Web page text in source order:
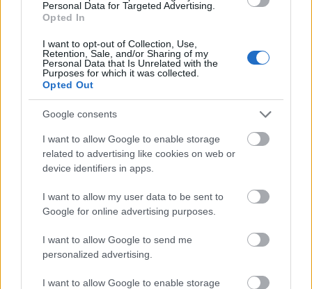
Personal Data for Targeted Advertising.
Opted In
I want to opt-out of Collection, Use,
Retention, Sale, and/or Sharing of my
Personal Data that Is Unrelated with the
Purposes for which it was collected.
Opted Out
Google consents
I want to allow Google to enable storage
related to advertising like cookies on web or
device identifiers in apps.
I want to allow my user data to be sent to
Google for online advertising purposes.
I want to allow Google to send me
personalized advertising.
I want to allow Google to enable storage
azon a területen, ahol Te is tevékenykedsz. A
keresőcímkék fontosak, hiszen ez alapján olyan
érdeklődnek aziránt, amit képviselsz.
Ha bizonytalan vagy, hogy milyen keresőcímkéket
használj saját profilod esetében,
fogalmakat gyűjteni, amik kapcsolódnak
szóösszetételt, majd ellenőrizd, hogy van-e már ilyen
keresőcímke. Persze a saját, márkaspecifikus
hashtag-ed nem baj, ha még nem létezik, de azért
olyanokat használj, amire van esély, hogy rákeresnek
az emberek az Instagramon. Több online kalkulátor
is létezik, ami segítségedre lehet, ha kifogysz az
ötletekből. Igaz, hogy nagyrészük angolul működik,
de a kapott szavak inspirálhatnak, hogy új fogalmak
jussanak eszedbe vagy akár le is fordíthatod ezeket
magyarra és úgy is alkalmazhatod.